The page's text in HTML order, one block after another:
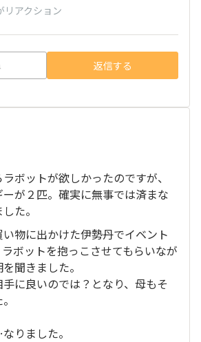
リアクション
返信する
ボットが欲しかったのですが、
が２匹。確実に無事では済まな
た。
物に出かけた伊勢丹でイベント
ボットを抱っこさせてもらいなが
聞きました。
に良いのでは？となり、母もそ
りました。